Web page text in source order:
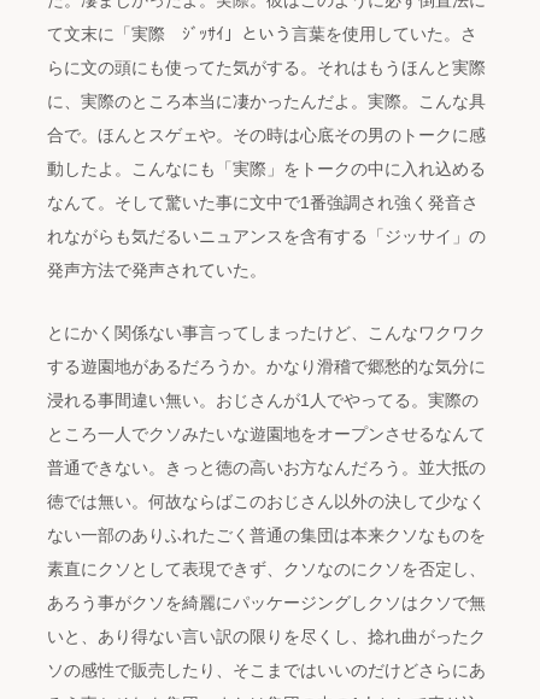
て文末に「実際 ｼﾞｯｻｲ」という言葉を使用していた。さ
らに文の頭にも使ってた気がする。それはもうほんと実際
に、実際のところ本当に凄かったんだよ。実際。こんな具
合で。ほんとスゲェや。その時は心底その男のトークに感
動したよ。こんなにも「実際」をトークの中に入れ込める
なんて。そして驚いた事に文中で1番強調され強く発音さ
れながらも気だるいニュアンスを含有する「ジッサイ」の
発声方法で発声されていた。
とにかく関係ない事言ってしまったけど、こんなワクワク
する遊園地があるだろうか。かなり滑稽で郷愁的な気分に
浸れる事間違い無い。おじさんが1人でやってる。実際の
ところ一人でクソみたいな遊園地をオープンさせるなんて
普通できない。きっと徳の高いお方なんだろう。並大抵の
徳では無い。何故ならばこのおじさん以外の決して少なく
ない一部のありふれたごく普通の集団は本来クソなものを
素直にクソとして表現できず、クソなのにクソを否定し、
あろう事がクソを綺麗にパッケージングしクソはクソで無
いと、あり得ない言い訳の限りを尽くし、捻れ曲がったク
ソの感性で販売したり、そこまではいいのだけどさらにあ